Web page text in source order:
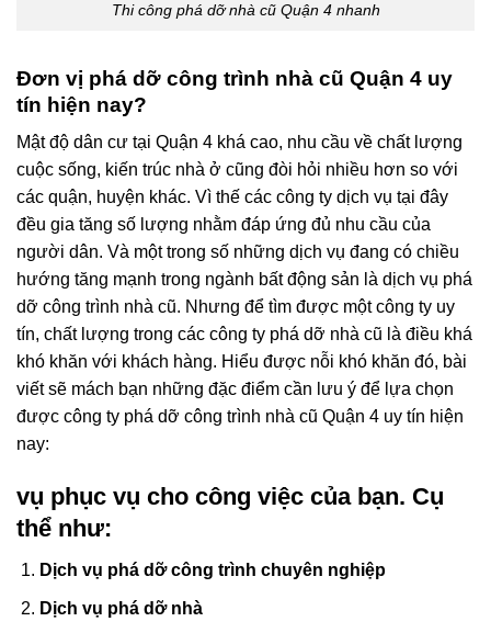
Thi công phá dỡ nhà cũ Quận 4 nhanh
Đơn vị phá dỡ công trình nhà cũ Quận 4 uy
tín hiện nay?
Mật độ dân cư tại Quận 4 khá cao, nhu cầu về chất lượng
cuộc sống, kiến trúc nhà ở cũng đòi hỏi nhiều hơn so với
các quận, huyện khác. Vì thế các công ty dịch vụ tại đây
đều gia tăng số lượng nhằm đáp ứng đủ nhu cầu của
người dân. Và một trong số những dịch vụ đang có chiều
hướng tăng mạnh trong ngành bất động sản là dịch vụ phá
dỡ công trình nhà cũ. Nhưng để tìm được một công ty uy
tín, chất lượng trong các công ty phá dỡ nhà cũ là điều khá
khó khăn với khách hàng. Hiểu được nỗi khó khăn đó, bài
viết sẽ mách bạn những đặc điểm cần lưu ý để lựa chọn
được công ty phá dỡ công trình nhà cũ Quận 4 uy tín hiện
nay:
vụ phục vụ cho công việc của bạn. Cụ
thể như:
Dịch vụ phá dỡ công trình chuyên nghiệp
Dịch vụ phá dỡ nhà